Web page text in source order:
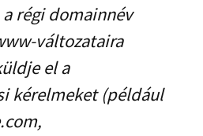
régi domainnév
változataira
el a
kérelmeket (például